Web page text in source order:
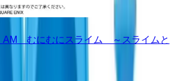
AM むにむにスライム ～スライムと